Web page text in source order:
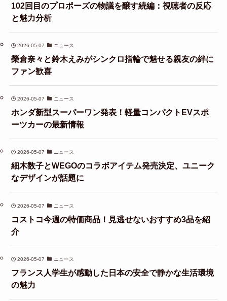
102回目のプロポーズの物議を醸す続編：視聴者の反応
と魅力分析
2026-05-07 ニュース
榮倉奈々と鈴木えみがシンクロ指輪で魅せる親友の絆に
ファン歓喜
2026-05-07 ニュース
ホンダ新型スーパーワン発表！軽量コンパクトEVスポ
ーツカーの最新情報
2026-05-07 ニュース
細木数子とWEGOのコラボアイテム発売決定、ユニーク
なデザインが話題に
2026-05-07 ニュース
コストコ今週の特価商品！見逃せないおすすめ3品を紹
介
2026-05-07 ニュース
フランス人学生が感動した日本の安全で静かな生活環境
の魅力